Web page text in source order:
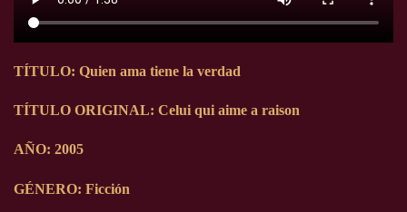
TÍTULO: Quien ama tiene la verdad
TÍTULO ORIGINAL: Celui qui aime a raison
AÑO: 2005
GÉNERO: Ficción